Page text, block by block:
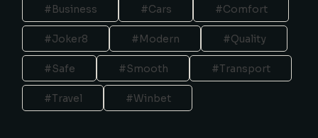
Business Cars Comfort
Joker8 Modern Quality
Safe Smooth Transport
Travel Winbet